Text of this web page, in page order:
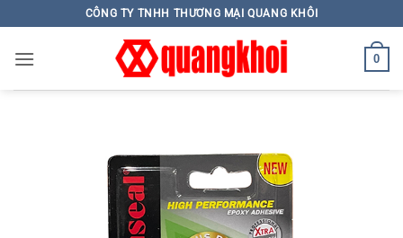
to
content
CÔNG TY TNHH THƯƠNG MẠI QUANG KHÔI
0